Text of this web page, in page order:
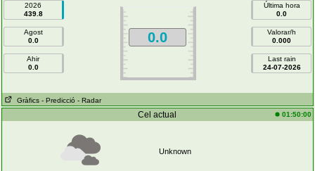
2026
439.8
Agost
0.0
Ahir
0.0
0.0
Última hora
0.0
Valorar/h
0.000
Last rain
24-07-2026
Gràfics - Predicció - Radar
Cel actual 01:50:00
Unknown